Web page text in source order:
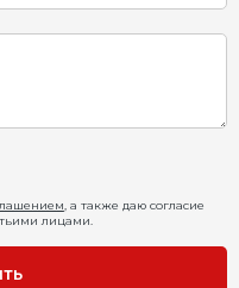
, а также даю согласие
лицами.